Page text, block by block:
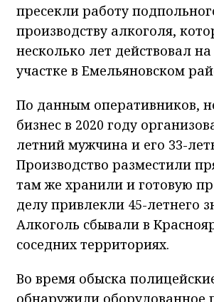
пресекли работу
производству алкоголя,
несколько лет действовал
участке в Емельяновском
По данным оперативников,
бизнес в 2020 году
летний мужчина и его 33-
Производство разместили
там же хранили и готовую
делу привлекли 45-летнего
Алкоголь сбывали в
соседних территориях.
Во время обыска
обнаружили оборудованное